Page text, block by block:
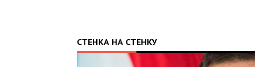
СТЕНКА НА СТЕНКУ